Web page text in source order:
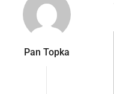
Pan Topka